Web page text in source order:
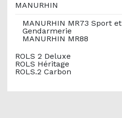
MANURHIN
MANURHIN MR73 Sport et
Gendarmerie
MANURHIN MR88
ROLS 2 Deluxe
ROLS Héritage
ROLS.2 Carbon